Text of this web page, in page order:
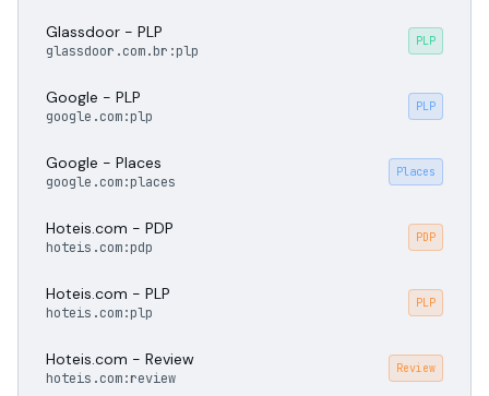
Glassdoor - PLP
glassdoor.com.br:plp
PLP
Google - PLP
google.com:plp
PLP
Google - Places
google.com:places
Places
Hoteis.com - PDP
hoteis.com:pdp
PDP
Hoteis.com - PLP
hoteis.com:plp
PLP
Hoteis.com - Review
hoteis.com:review
Review